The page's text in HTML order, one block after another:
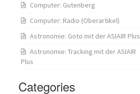
Computer: Gutenberg
Computer: Radio (Oberartikel)
Astronomie: Goto mit der ASIAIR Plus
Astronomie: Tracking mit der ASIAIR
Plus
Categories